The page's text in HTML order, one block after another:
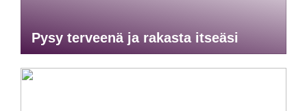
Pysy terveenä ja rakasta itseäsi